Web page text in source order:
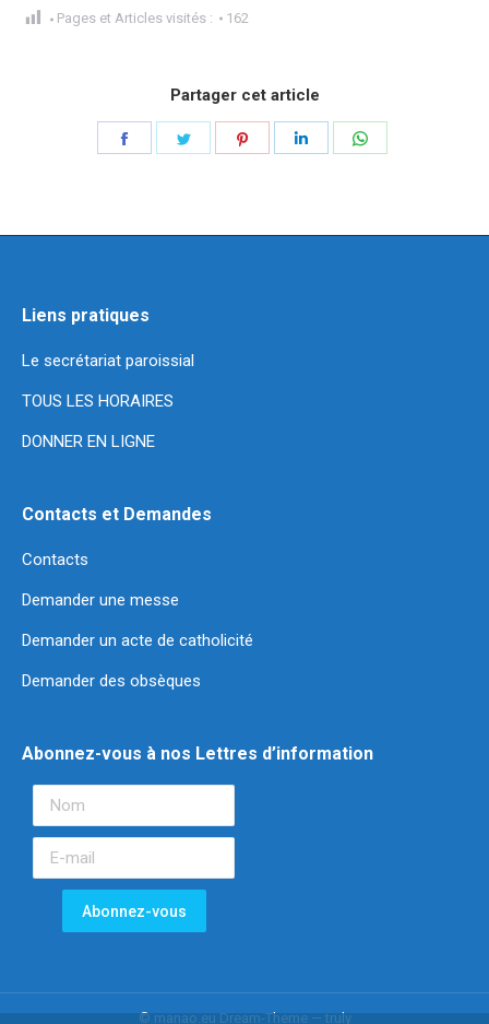
Pages et Articles visités : 162
Partager cet article
Liens pratiques
Le secrétariat paroissial
TOUS LES HORAIRES
DONNER EN LIGNE
Contacts et Demandes
Contacts
Demander une messe
Demander un acte de catholicité
Demander des obsèques
Abonnez-vous à nos Lettres d’information
© manao.eu Dream-Theme — truly